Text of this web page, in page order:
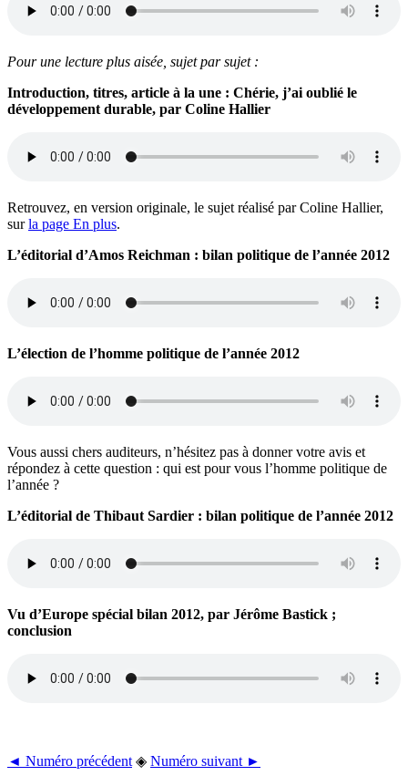
Pour une lecture plus aisée, sujet par sujet :
Introduction, titres, article à la une : Chérie, j’ai oublié le
développement durable, par Coline Hallier
Retrouvez, en version originale, le sujet réalisé par Coline Hallier,
surla page En plus.
L’éditorial d’Amos Reichman : bilan politique de l’année 2012
L’élection de l’homme politique de l’année 2012
Vous aussi chers auditeurs, n’hésitez pas à donner votre avis et
répondez à cette question : qui est pour vous l’homme politique de
l’année ?
L’éditorial de Thibaut Sardier : bilan politique de l’année 2012
Vu d’Europe spécial bilan 2012, par Jérôme Bastick ;
conclusion
◄ Numéro précédent ◈ Numéro suivant ►